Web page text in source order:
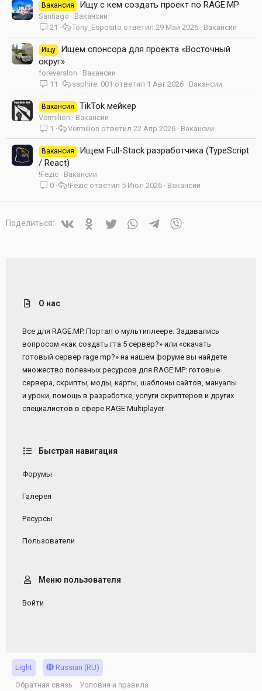
Вакансия Ищу с кем создать проект по RAGE:MP
Santiago
Вакансии
21
Вакансии
29 Май 2026
Tony_Esposito
Ищу
Ищем спонсора для проекта «Восточный
округ»
foreverslon
Вакансии
11
Вакансии
1 Авг 2026
saphire_001
Вакансия TikTok мейкер
Vermilion
Вакансии
1
Вакансии
22 Апр 2026
Vermilion
Вакансия
Ищем Full-Stack разработчика (TypeScript
/ React)
!Fezic
Вакансии
0
Вакансии
5 Июл 2026
!Fezic
Поделиться: VkontakteOdnoklassniki
Twitter WhatsAppTelegram
О нас
Все для RAGE:MP. Портал о мультиплеере. Задавались
вопросом «как создать гта 5 сервер?» или «скачать
готовый сервер rage mp?» на нашем форуме вы найдете
множество полезных ресурсов для RAGE:MP: готовые
сервера, скрипты, моды, карты, шаблоны сайтов, мануалы
и уроки, помощь в разработке, услуги скриптеров и других
специалистов в сфере RAGE Multiplayer.
Быстрая навигация
Форумы
Галерея
Ресурсы
Пользователи
Меню пользователя
Войти
Light
Russian (RU)
Обратная связь
Условия и правила